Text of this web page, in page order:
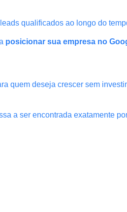
qualificados ao longo do
posicionar sua empresa no
quem deseja crescer sem
a ser encontrada exatamente